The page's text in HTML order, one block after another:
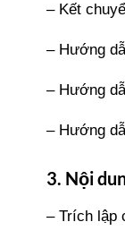
– Kết
– Hướng
– Hướng
– Hướng
3. Nội
– Trích lập